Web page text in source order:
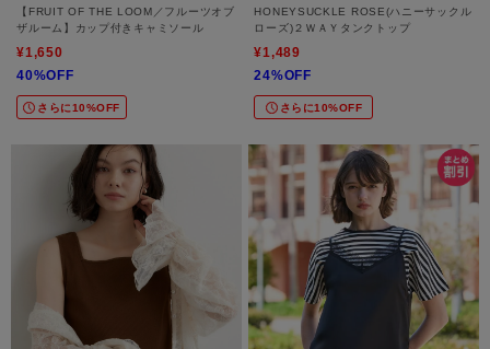
【FRUIT OF THE LOOM／フルーツオブ
ザルーム】カップ付きキャミソール
¥1,650
40%OFF
さらに10%OFF
HONEYSUCKLE ROSE(ハニーサックル
ローズ)２ＷＡＹタンクトップ
¥1,489
24%OFF
さらに10%OFF